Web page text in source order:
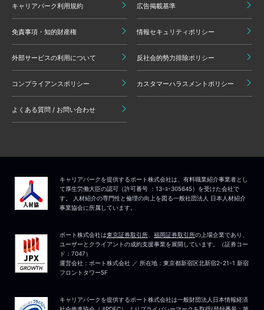
キャリアパーク利用規約 広告掲載基準
免責事項・知的財産権 情報セキュリティポリシー
外部サービスの利用について 反社会的勢力排除ポリシー
コンプライアンスポリシー カスタマーハラスメントポリシー
よくある質問 / お問い合わせ